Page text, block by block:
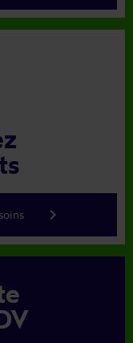
keyboard_arrow_right